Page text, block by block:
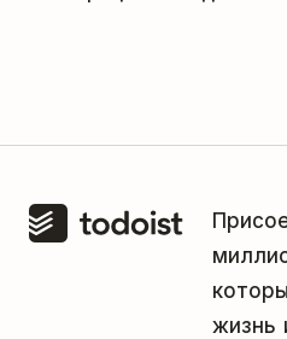
Выберите
НайдитеTodoist.
Remove
support@sunsama.com.
жизнь